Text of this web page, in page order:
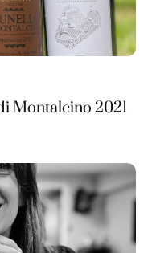
Montalcino 2021